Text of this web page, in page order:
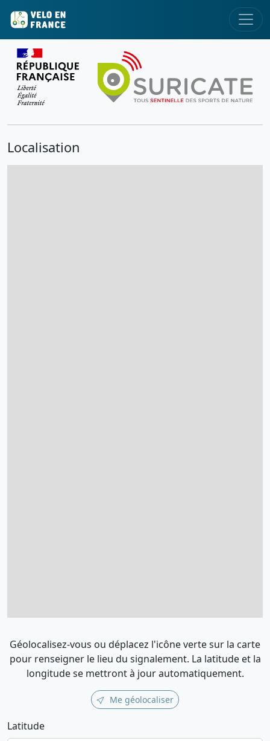
Localisation
Géolocalisez-vous ou déplacez l'icône verte sur la carte
pour renseigner le lieu du signalement. La latitude et la
longitude se mettront à jour automatiquement.
Me géolocaliser
Latitude